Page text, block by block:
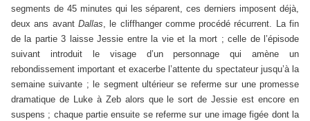
segments de 45 minutes qui les séparent, ces derniers imposent déjà,
deux ans avant Dallas, le cliffhanger comme procédé récurrent. La fin
de la partie 3 laisse Jessie entre la vie et la mort ; celle de l’épisode
suivant introduit le visage d’un personnage qui amène un
rebondissement important et exacerbe l’attente du spectateur jusqu’à la
semaine suivante ; le segment ultérieur se referme sur une promesse
dramatique de Luke à Zeb alors que le sort de Jessie est encore en
suspens ; chaque partie ensuite se referme sur une image figée dont la